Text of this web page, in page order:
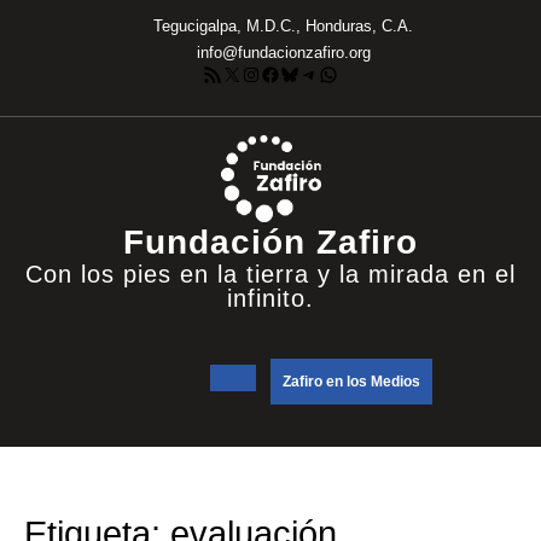
Tegucigalpa, M.D.C., Honduras, C.A.
info@fundacionzafiro.org
Feed RSS
X Instagram
Facebook
Bluesky
Telegram
WhatsApp
Fundación Zafiro
Con los pies en la tierra y la mirada en el
infinito.
Botón
de
Zafiro en los Medios
NOW